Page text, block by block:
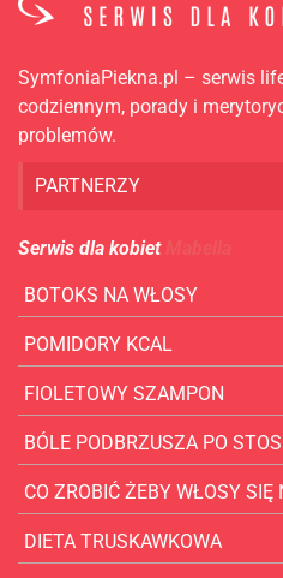
SymfoniaPiekna.pl – serwis
codziennym, porady i
problemów.
PARTNERZY
Serwis dla kobiet
BOTOKS NA WŁOSY
POMIDORY KCAL
FIOLETOWY SZAMPON
BÓLE PODBRZUSZA PO
CO ZROBIĆ ŻEBY WŁOSY
DIETA TRUSKAWKOWA